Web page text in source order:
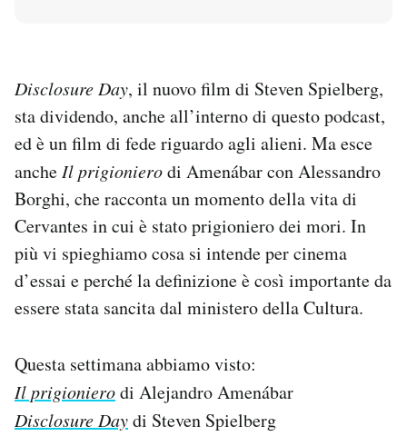
AREA PERSONALE
Entra
Disclosure Day, il nuovo film di Steven Spielberg,
sta dividendo, anche all’interno di questo podcast,
ed è un film di fede riguardo agli alieni. Ma esce
anche Il prigionierodi Amenábar con Alessandro
Borghi, che racconta un momento della vita di
Cervantes in cui è stato prigioniero dei mori. In
più vi spieghiamo cosa si intende per cinema
d’essai e perché la definizione è così importante da
essere stata sancita dal ministero della Cultura.
Questa settimana abbiamo visto:
Il prigionierodi Alejandro Amenábar
Disclosure Daydi Steven Spielberg